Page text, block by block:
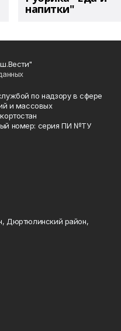
напитки"
по надзору в сфере
и массовых
номер: серия ПИ №ТУ
Дюртюлинский район,